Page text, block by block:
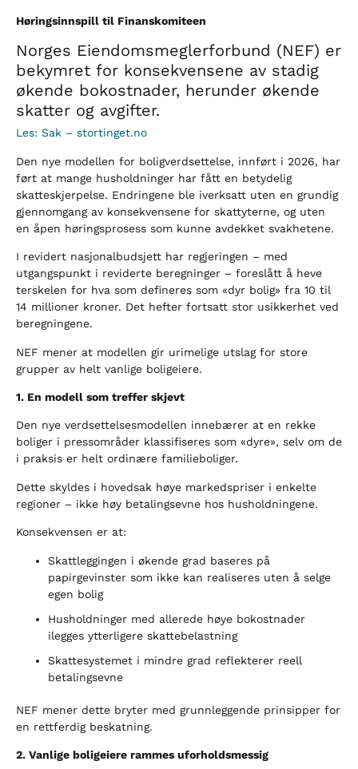
Høringsinnspill til Finanskomiteen
Norges Eiendomsmeglerforbund (NEF) er
bekymret for konsekvensene av stadig
økende bokostnader, herunder økende
skatter og avgifter.
Les: Sak – stortinget.no
Den nye modellen for boligverdsettelse, innført i 2026, har
ført at mange husholdninger har fått en betydelig
skatteskjerpelse. Endringene ble iverksatt uten en grundig
gjennomgang av konsekvensene for skattyterne, og uten
en åpen høringsprosess som kunne avdekket svakhetene.
I revidert nasjonalbudsjett har regjeringen – med
utgangspunkt i reviderte beregninger – foreslått å heve
terskelen for hva som defineres som «dyr bolig» fra 10 til
14 millioner kroner. Det hefter fortsatt stor usikkerhet ved
beregningene.
NEF mener at modellen gir urimelige utslag for store
grupper av helt vanlige boligeiere.
1. En modell som treffer skjevt
Den nye verdsettelsesmodellen innebærer at en rekke
boliger i pressområder klassifiseres som «dyre», selv om de
i praksis er helt ordinære familieboliger.
Dette skyldes i hovedsak høye markedspriser i enkelte
regioner – ikke høy betalingsevne hos husholdningene.
Konsekvensen er at:
Skattleggingen i økende grad baseres på
papirgevinster som ikke kan realiseres uten å selge
egen bolig
Husholdninger med allerede høye bokostnader
ilegges ytterligere skattebelastning
Skattesystemet i mindre grad reflekterer reell
betalingsevne
NEF mener dette bryter med grunnleggende prinsipper for
en rettferdig beskatning.
2. Vanlige boligeiere rammes uforholdsmessig